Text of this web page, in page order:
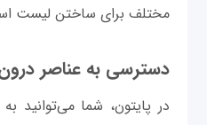
مختلف برای ساختن لیست
دسترسی به عناصر
در پایتون، شما می‌توانید